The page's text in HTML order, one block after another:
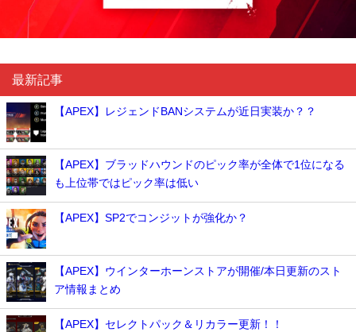
最新記事
【APEX】レジェンドBANシステムが近日実装か？？
【APEX】ブラッドハウンドのピック率が全体で1位になる
も上位帯ではピック率は低い
【APEX】SP2でコンジットが強化か？
【APEX】ウインターホーンストアが開催/本日更新のスト
ア情報まとめ
【APEX】セレクトパック＆リカラー更新！！